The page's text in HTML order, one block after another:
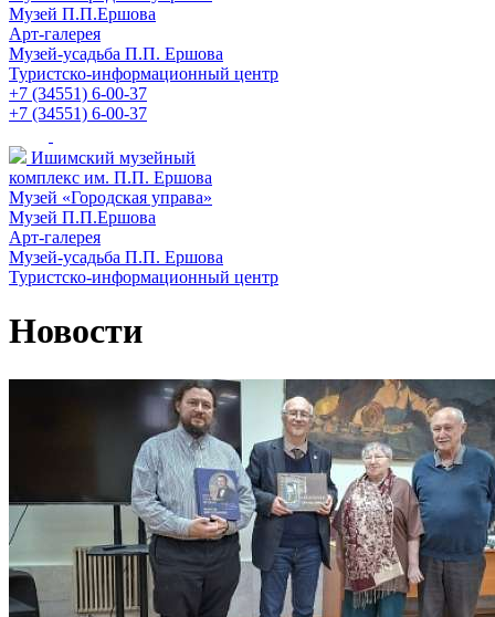
Музей П.П.Ершова
Арт-галерея
Музей-усадьба П.П. Ершова
Туристско-информационный центр
+7 (34551) 6-00-37
+7 (34551) 6-00-37
Ишимский музейный
комплекс им. П.П. Ершова
Музей «Городская управа»
Музей П.П.Ершова
Арт-галерея
Музей-усадьба П.П. Ершова
Туристско-информационный центр
Новости